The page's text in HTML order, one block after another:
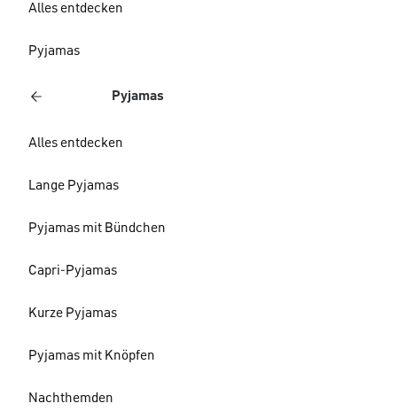
Alles entdecken
Pyjamas
Pyjamas
Alles entdecken
Lange Pyjamas
Pyjamas mit Bündchen
Capri-Pyjamas
Kurze Pyjamas
Pyjamas mit Knöpfen
Nachthemden